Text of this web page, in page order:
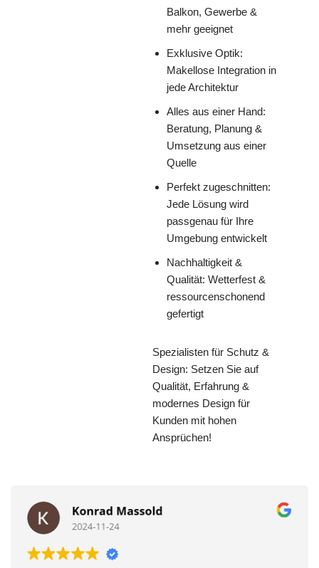
Balkon, Gewerbe &
mehr geeignet
Exklusive Optik:
Makellose Integration in
jede Architektur
Alles aus einer Hand:
Beratung, Planung &
Umsetzung aus einer
Quelle
Perfekt zugeschnitten:
Jede Lösung wird
passgenau für Ihre
Umgebung entwickelt
Nachhaltigkeit &
Qualität: Wetterfest &
ressourcenschonend
gefertigt
Spezialisten für Schutz &
Design: Setzen Sie auf
Qualität, Erfahrung &
modernes Design für
Kunden mit hohen
Ansprüchen!